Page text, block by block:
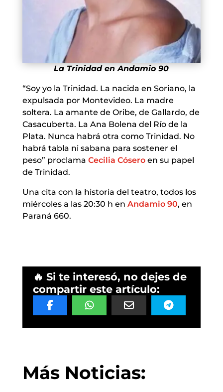
La Trinidad en Andamio 90
“Soy yo la Trinidad. La nacida en Soriano, la
expulsada por Montevideo. La madre
soltera. La amante de Oribe, de Gallardo, de
Casacuberta. La Ana Bolena del Río de la
Plata. Nunca habrá otra como Trinidad. No
habrá tabla ni sabana para sostener el
peso” proclama Cecilia Cóseroen su papel
de Trinidad.
Una cita con la historia del teatro, todos los
miércoles a las 20:30 h en Andamio 90, en
Paraná 660.
🔥 Si te interesó, no dejes de
compartir este artículo:
Más Noticias: